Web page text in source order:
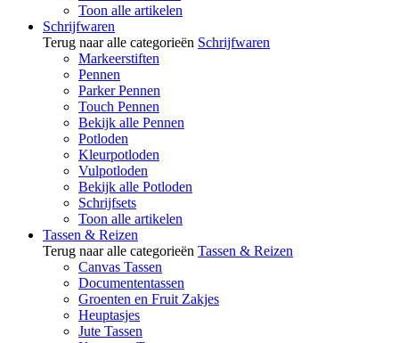
Toon alle artikelen
Schrijfwaren
Terug naar alle categorieën Schrijfwaren
Markeerstiften
Pennen
Parker Pennen
Touch Pennen
Bekijk alle Pennen
Potloden
Kleurpotloden
Vulpotloden
Bekijk alle Potloden
Schrijfsets
Toon alle artikelen
Tassen & Reizen
Terug naar alle categorieën Tassen & Reizen
Canvas Tassen
Documententassen
Groenten en Fruit Zakjes
Heuptasjes
Jute Tassen